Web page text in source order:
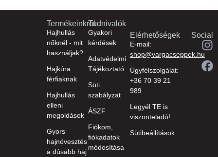
Termékeinkről
Hajhullás
nőknél - mit
használjak?
Hajkúra
férfiaknak
Hajhullás
elleni
megoldások
Gyors
hajnövesztés
a dúsabb haj
Tudnivalók
Gyakori
kérdések
Adatvédelmi
Tájékoztató
Süti
szabályzat
ÁSZF
Fiókom,
fiókadatok
módosítása
Elérhetőségek
E-mail:
shop@vargacseppek.hu
Ügyfélszolgálat:
+36 70 39 21
989
Legyél TE is
viszonteladó!
Sütibeállítások
Social